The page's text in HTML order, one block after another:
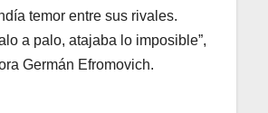
temor entre sus rivales.
a palo, atajaba lo imposible”,
Germán Efromovich.